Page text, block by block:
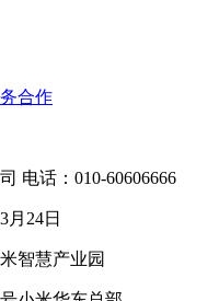
合作
电话：010-60606666
月24日
智慧产业园